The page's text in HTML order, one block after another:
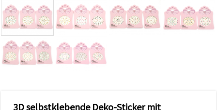
zu
analysieren
sowie
relevantere
Inhalte und
Werbung
anzuzeigen,
auch mit
3D selbstklebende Deko-Sticker mit